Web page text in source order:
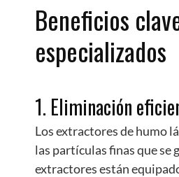
Beneficios
especializados
1. Eliminación
Los extractores de humo
las partículas finas que se
extractores están